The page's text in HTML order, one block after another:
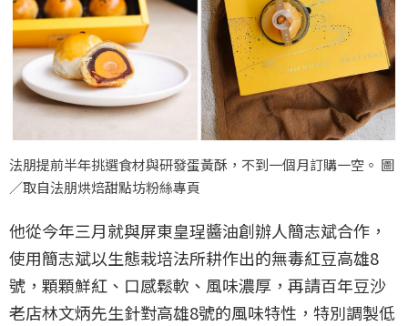
法朋提前半年挑選食材與研發蛋黃酥，不到一個月訂購一空。 圖
／取自法朋烘焙甜點坊粉絲專頁
他從今年三月就與屏東皇珵醬油創辦人簡志斌合作，
使用簡志斌以生態栽培法所耕作出的無毒紅豆高雄8
號，顆顆鮮紅、口感鬆軟、風味濃厚，再請百年豆沙
老店林文炳先生針對高雄8號的風味特性，特別調製低